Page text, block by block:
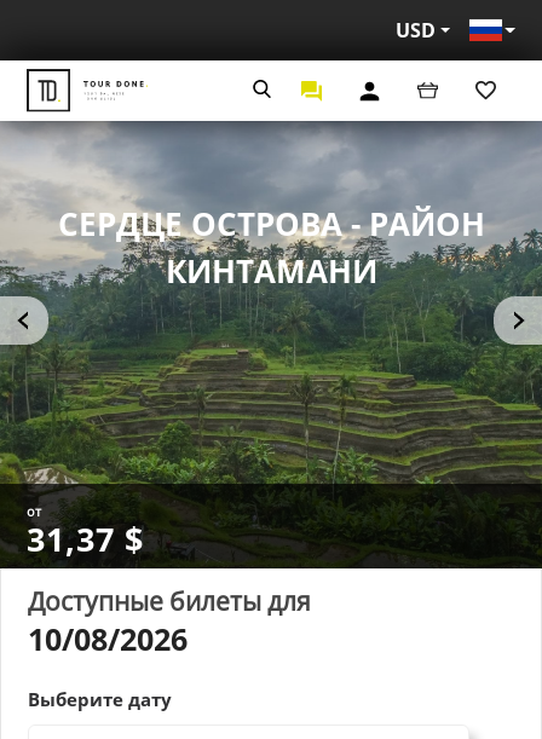
USD Рус
СЕРДЦЕ ОСТРОВА - РАЙОН
КИНТАМАНИ
от
31,37 $
Выберите дату
Доступные билеты для
10/08/2026